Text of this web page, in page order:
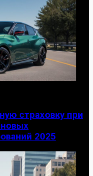
страховку при
2025